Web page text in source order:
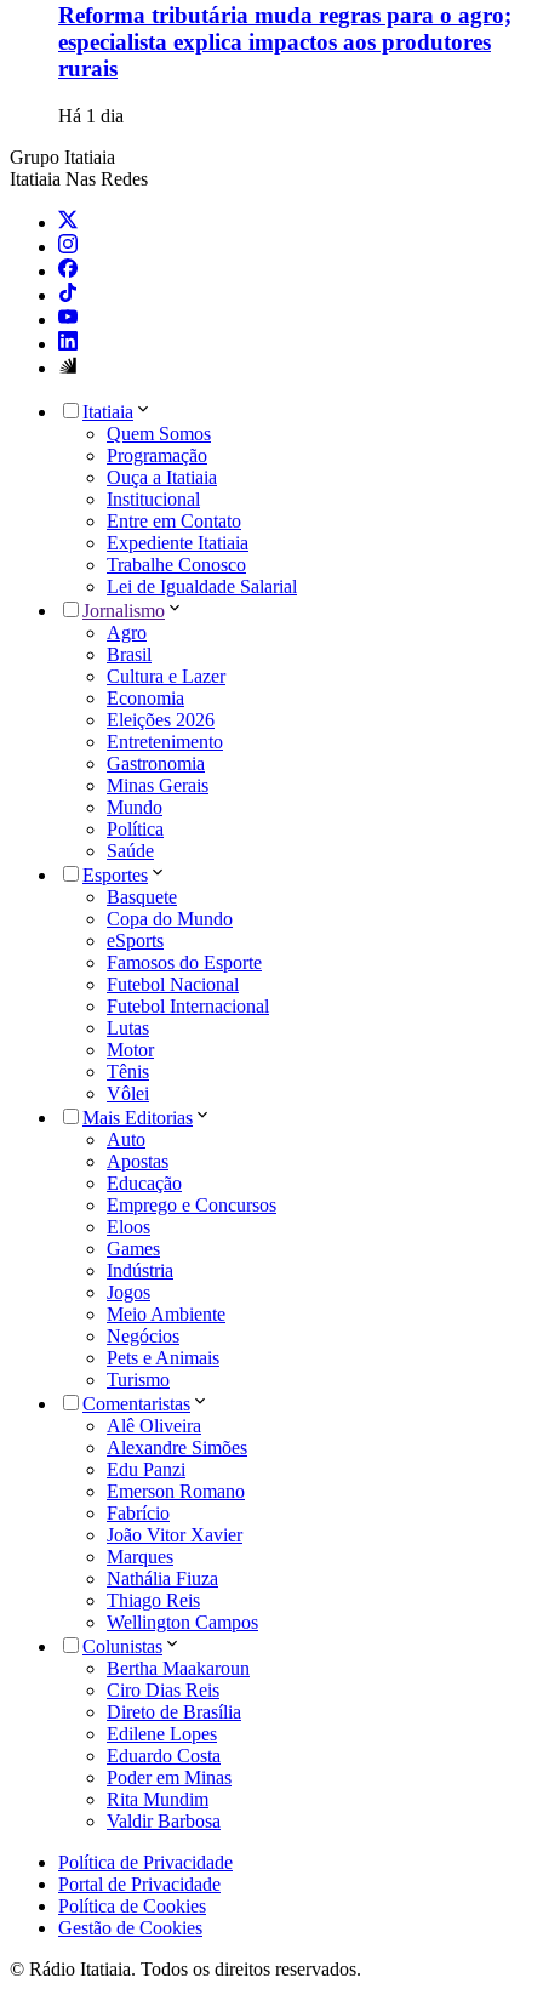
Reforma tributária muda regras para o agro;
especialista explica impactos aos produtores
rurais
Há 1 dia
Grupo Itatiaia
Itatiaia Nas Redes
Itatiaia
Quem Somos
Programação
Ouça a Itatiaia
Institucional
Entre em Contato
Expediente Itatiaia
Trabalhe Conosco
Lei de Igualdade Salarial
Jornalismo
Agro
Brasil
Cultura e Lazer
Economia
Eleições 2026
Entretenimento
Gastronomia
Minas Gerais
Mundo
Política
Saúde
Esportes
Basquete
Copa do Mundo
eSports
Famosos do Esporte
Futebol Nacional
Futebol Internacional
Lutas
Motor
Tênis
Vôlei
Mais Editorias
Auto
Apostas
Educação
Emprego e Concursos
Eloos
Games
Indústria
Jogos
Meio Ambiente
Negócios
Pets e Animais
Turismo
Comentaristas
Alê Oliveira
Alexandre Simões
Edu Panzi
Emerson Romano
Fabrício
João Vitor Xavier
Marques
Nathália Fiuza
Thiago Reis
Wellington Campos
Colunistas
Bertha Maakaroun
Ciro Dias Reis
Direto de Brasília
Edilene Lopes
Eduardo Costa
Poder em Minas
Rita Mundim
Valdir Barbosa
Política de Privacidade
Portal de Privacidade
Política de Cookies
Gestão de Cookies
© Rádio Itatiaia. Todos os direitos reservados.